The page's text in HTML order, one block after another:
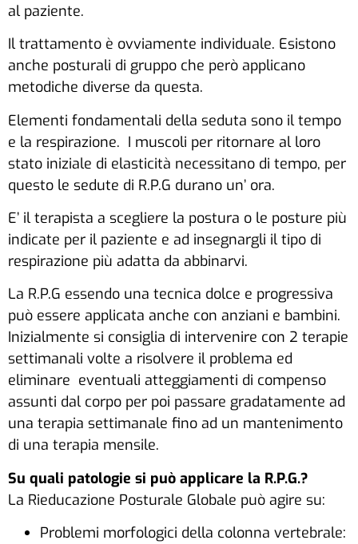
al paziente.
Il trattamento è ovviamente individuale. Esistono
anche posturali di gruppo che però applicano
metodiche diverse da questa.
Elementi fondamentali della seduta sono il tempo
e la respirazione. I muscoli per ritornare al loro
stato iniziale di elasticità necessitano di tempo, per
questo le sedute di R.P.G durano un’ ora.
E’ il terapista a scegliere la postura o le posture più
indicate per il paziente e ad insegnargli il tipo di
respirazione più adatta da abbinarvi.
La R.P.G essendo una tecnica dolce e progressiva
può essere applicata anche con anziani e bambini.
Inizialmente si consiglia di intervenire con 2 terapie
settimanali volte a risolvere il problema ed
eliminare eventuali atteggiamenti di compenso
assunti dal corpo per poi passare gradatamente ad
una terapia settimanale fino ad un mantenimento
di una terapia mensile.
Su quali patologie si può applicare la R.P.G.?
La Rieducazione Posturale Globale può agire su:
Problemi morfologici della colonna vertebrale: